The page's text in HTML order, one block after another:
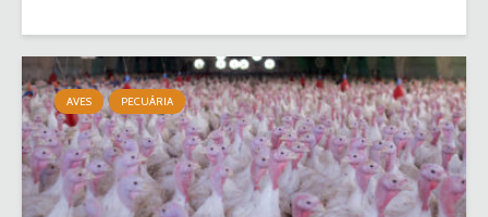
AVES PECUÁRIA